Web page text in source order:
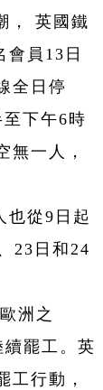
， 英國鐵
員13日
全日停
下午6時
無一人，
也從9日起
23日和24
洲之
罷工。英
工行動，